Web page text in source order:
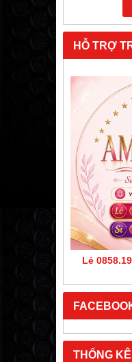
HỖ TRỢ
Lẻ
THỐNG